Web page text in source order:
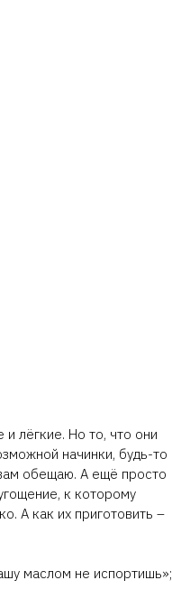
лёгкие. Но то, что они
начинки, будь-то
обещаю. А ещё просто
к которому
А как их приготовить –
маслом не испортишь»;